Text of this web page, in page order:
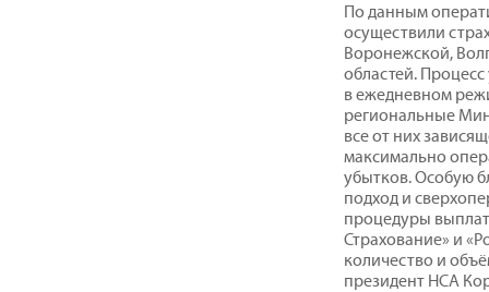
По данным
осуществили
Воронежской,
областей.
в ежедневном
региональные
все от них
максимально
убытков. Особую
подход и
процедуры
Страхование» и
количество и
президент НСА